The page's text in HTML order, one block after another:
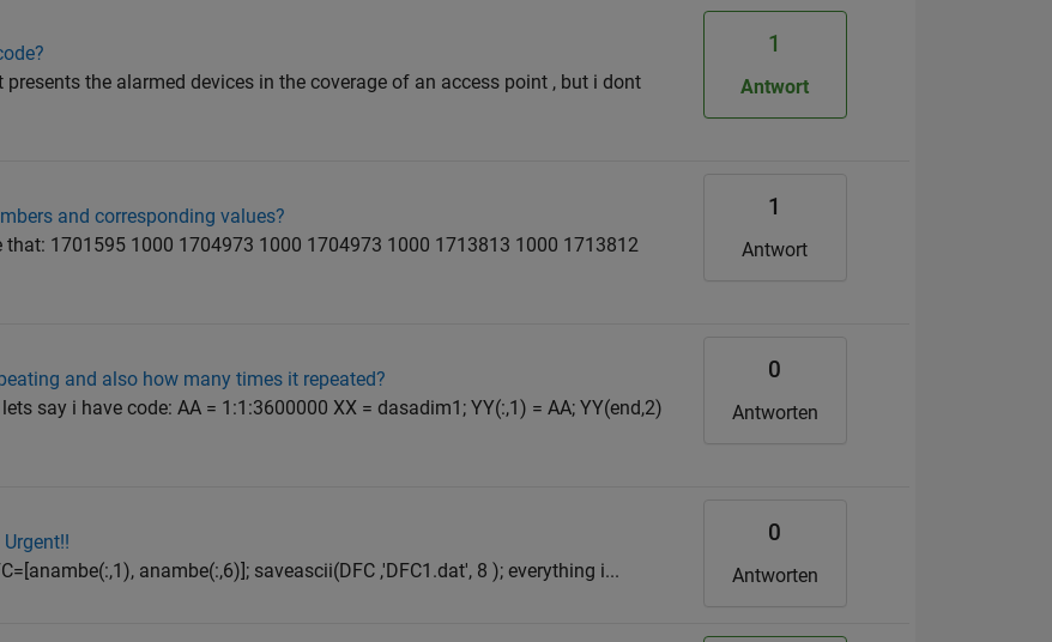
presents the alarmed devices in the coverage of an access point , but i dont
1
Antwort
and corresponding values?
that: 1701595 1000 1704973 1000 1704973 1000 1713813 1000 1713812
1
Antwort
and also how many times it repeated?
say i have code: AA = 1:1:3600000 XX = dasadim1; YY(:,1) = AA; YY(end,2)
0
Antworten
anambe(:,6)]; saveascii(DFC ,'DFC1.dat', 8 ); everything i...
0
Antworten